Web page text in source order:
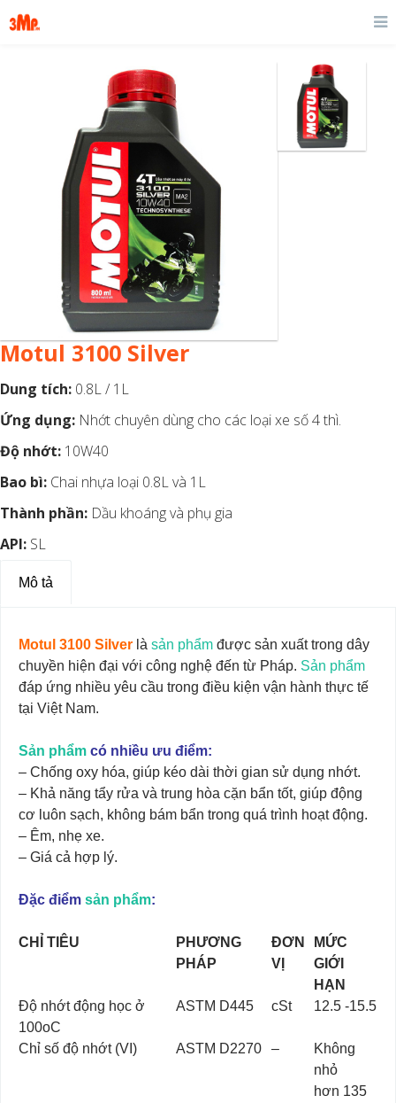
Motul 3100 Silver
Dung tích: 0.8L / 1L
Ứng dụng: Nhớt chuyên dùng cho các loại xe số 4 thì.
Độ nhớt: 10W40
Bao bì: Chai nhựa loại 0.8L và 1L
Thành phần: Dầu khoáng và phụ gia
API: SL
Mô tả
Motul 3100 Silver là sản phẩm được sản xuất trong dây
chuyền hiện đại với công nghệ đến từ Pháp. Sản phẩm
đáp ứng nhiều yêu cầu trong điều kiện vận hành thực tế
tại Việt Nam.
Sản phẩm có nhiều ưu điểm:
– Chống oxy hóa, giúp kéo dài thời gian sử dụng nhớt.
– Khả năng tẩy rửa và trung hòa cặn bẩn tốt, giúp động
cơ luôn sạch, không bám bẩn trong quá trình hoạt động.
– Êm, nhẹ xe.
– Giá cả hợp lý.
Đặc điểm sản phẩm:
CHỈ TIÊU
PHƯƠNG
PHÁP
ĐƠN
VỊ
MỨC
GIỚI
HẠN
Độ nhớt động học ở
100oC
ASTM D445 cSt 12.5 -15.5
Chỉ số độ nhớt (VI) ASTM D2270 –
Không
nhỏ
hơn 135